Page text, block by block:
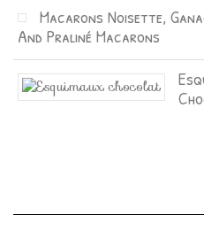
Macarons Noisette,
And Praliné Macarons